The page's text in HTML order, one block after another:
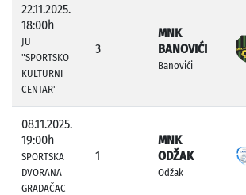
22.11.2025.
18:00h
JU
"SPORTSKO
KULTURNI
CENTAR"
3
MNK
BANOVIĆI
Banovići
08.11.2025.
19:00h
SPORTSKA
DVORANA
GRADAČAC
1
MNK
ODŽAK
Odžak